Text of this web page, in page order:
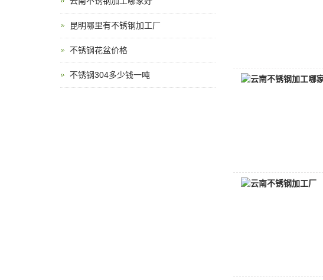
昆明哪里有不锈钢加工厂
不锈钢花盆价格
不锈钢304多少钱一吨